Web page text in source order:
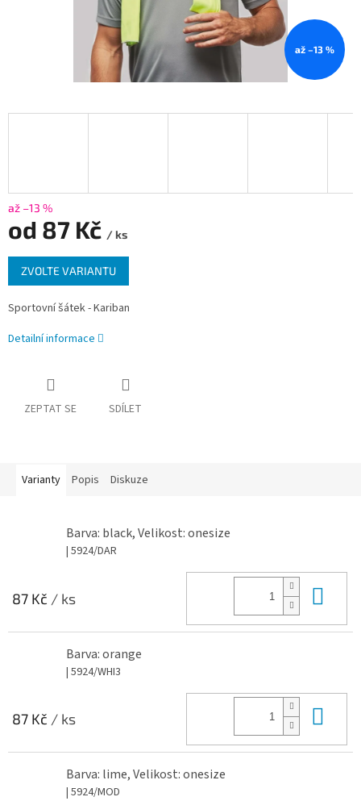
až –13 %
až –13 %
od 87 Kč / ks
Měrná
cena:
ZVOLTE VARIANTU
Sportovní šátek - Kariban
Detailní informace
ZEPTAT SE SDÍLET
Varianty Popis Diskuze
Barva: black, Velikost: onesize
| 5924/DAR
87 Kč / ks
Barva: orange
| 5924/WHI3
87 Kč / ks
Barva: lime, Velikost: onesize
| 5924/MOD